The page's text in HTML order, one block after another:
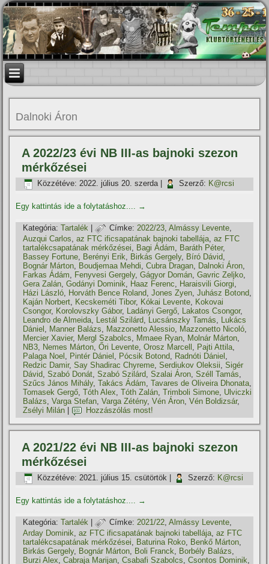
Dalnoki Áron
A 2022/23 évi NB III-as bajnoki szezon
mérkőzései
Közzétéve: 2022. július 20. szerda| Szerző: K@rcsi
Egy kattintás ide a folytatáshoz.... →
Kategória: Tartalék | Címke: 2022/23,Almássy Levente,
Auzqui Carlos,az FTC ificsapatának bajnoki tabellája,az FTC
tartalékcsapatának mérkőzései, Bagi Ádám, Baráth Péter,
Bassey Fortune, Berényi Erik, Birkás Gergely, Bíró Dávid,
Bognár Márton, Boudjemaa Mehdi,Cubra Dragan, Dalnoki Áron,
Farkas Ádám, Fenyvesi Gergely,Gágyor Domán,Gavric Zeljko,
Gera Zalán,Godányi Dominik, Haaz Ferenc, Haraisvili Giorgi,
Házi László, Horváth Bence Roland,Jones Zyen,Juhász Botond,
Kaján Norbert, Kecskeméti Tibor, Kókai Levente, Kokovai
Csongor, Korolovszky Gábor, Ladányi Gergő, Lakatos Csongor,
Leandro de Almeida, Lestál Szilárd, Lucsánszky Tamás, Lukács
Dániel , Manner Balázs, Mazzonetto Alessio, Mazzonetto Nicoló,
Mercier Xavier, Mergl Szabolcs, Mmaee Ryan, Molnár Márton,
NB3, Nemes Márton,Őri Levente,Orosz Marcell , Pajti Attila,
Palaga Noel , Pintér Dániel , Pócsik Botond, Radnóti Dániel ,
Redzic Damir,Say Shadirac Chyreme,Serdiukov Oleksii,Sigér
Dávid,Szabó Donát,Szabó Szilárd,Szalai Áron,Széll Tamás,
Szűcs János Mihály,Takács Ádám,Tavares de Oliveira Dhonata,
Tomasek Gergő,Tóth Alex,Tóth Zalán,Trimboli Simone, Ulviczki
Balázs,Varga Stefan,Varga Zétény,Vén Áron,Vén Boldizsár,
Zsélyi Milán
Hozzászólás most!
A 2021/22 évi NB III-as bajnoki szezon
mérkőzései
Közzétéve: 2021. július 15. csütörtök Szerző: K@rcsi
Egy kattintás ide a folytatáshoz.... →
Kategória: Tartalék | Címke: 2021/22,Almássy Levente,
Arday Dominik,az FTC ificsapatának bajnoki tabellája,az FTC
tartalékcsapatának mérkőzései, Baturina Roko, Benkő Márton,
Birkás Gergely, Bognár Márton, Boli Franck, Borbély Balázs,
Burzi Alex,Cabraja Marijan,Csabafi Szabolcs,Csontos Dominik,